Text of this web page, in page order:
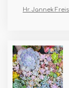
Hr. Jannek